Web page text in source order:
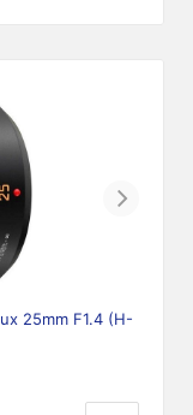
Next
25mm F1.4 (H-